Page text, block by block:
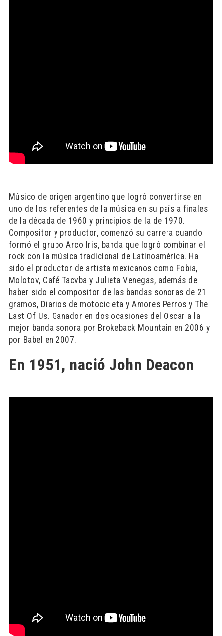
Músico de origen argentino que logró convertirse en
uno de los referentes de la música en su país a finales
de la década de 1960 y principios de la de 1970.
Compositor y productor, comenzó su carrera cuando
formó el grupo Arco Iris, banda que logró combinar el
rock con la música tradicional de Latinoamérica. Ha
sido el productor de artista mexicanos como Fobia,
Molotov, Café Tacvba y Julieta Venegas, además de
haber sido el compositor de las bandas sonoras de 21
gramos, Diarios de motocicleta y Amores Perros y The
Last Of Us. Ganador en dos ocasiones del Oscar a la
mejor banda sonora por Brokeback Mountain en 2006 y
por Babel en 2007.
En 1951, nació John Deacon